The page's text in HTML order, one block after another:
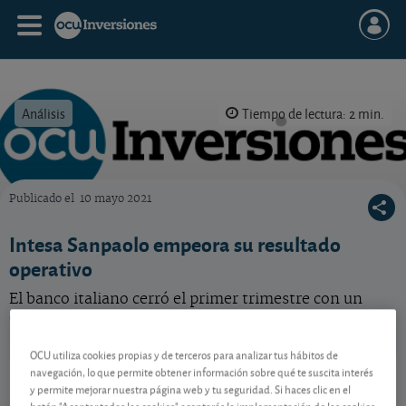
Análisis Tiempo de lectura: 2 min.
Publicado el 10 mayo 2021
Intesa Sanpaolo empeora su resultado
operativo
El banco italiano cerró el primer trimestre con un
Intesa Sanpaolo
IT0000072618
6,824 EUR
OCU utiliza cookies propias y de terceros para analizar tus hábitos de
navegación, lo que permite obtener información sobre qué te suscita interés
y permite mejorar nuestra página web y tu seguridad. Si haces clic en el